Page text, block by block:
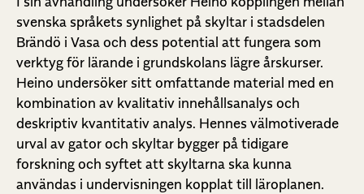
svenska språkets synlighet på skyltar i stadsdelen
Brändö i Vasa och dess potential att fungera som
verktyg för lärande i grundskolans lägre årskurser.
Heino undersöker sitt omfattande material med en
kombination av kvalitativ innehållsanalys och
deskriptiv kvantitativ analys. Hennes välmotiverade
urval av gator och skyltar bygger på tidigare
forskning och syftet att skyltarna ska kunna
användas i undervisningen kopplat till läroplanen.